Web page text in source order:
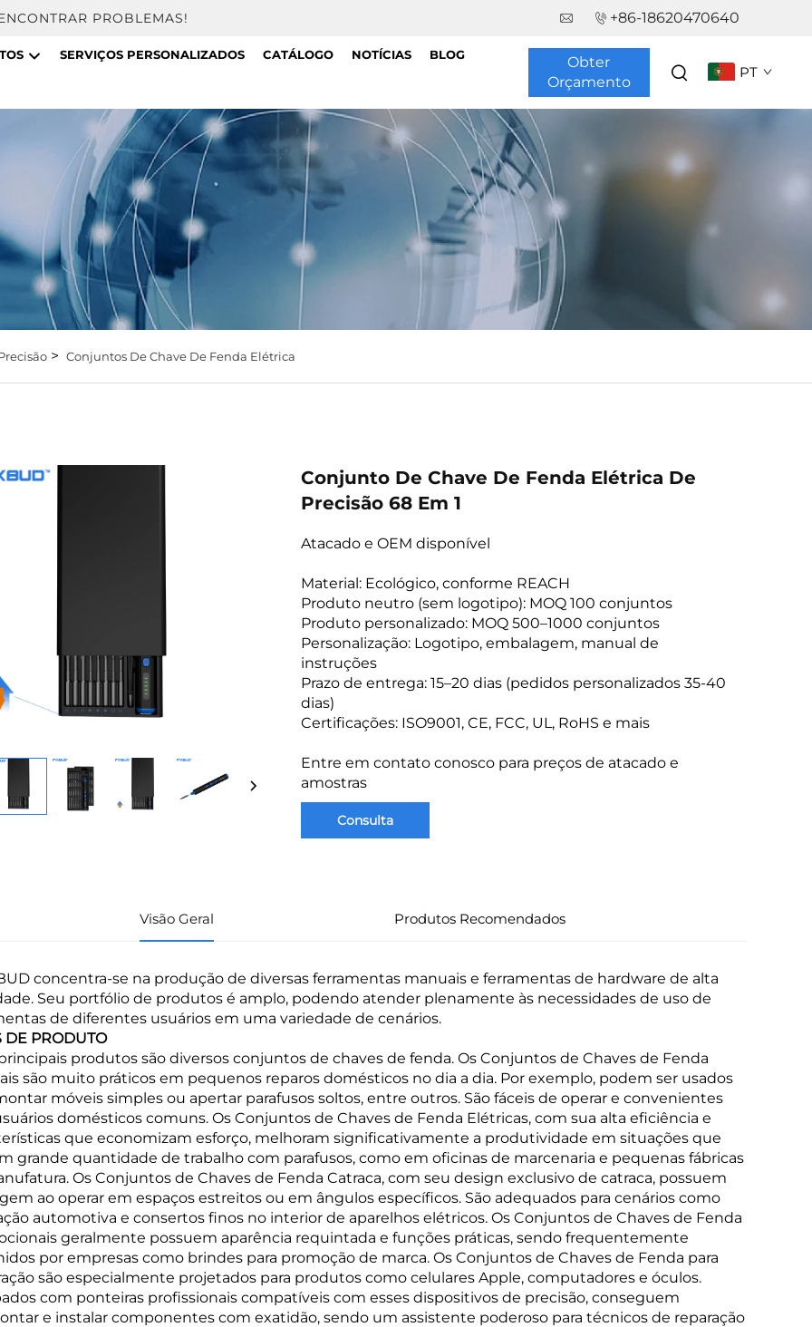
PROBLEMAS! +86-18620470640
SERVIÇOS PERSONALIZADOS CATÁLOGO NOTÍCIAS BLOG
Obter
Orçamento
PT
> Conjuntos De Chave De Fenda Elétrica
Conjunto De Chave De Fenda Elétrica De
Precisão 68 Em 1
Atacado e OEM disponível
Material: Ecológico, conforme REACH
Produto neutro (sem logotipo): MOQ 100 conjuntos
Produto personalizado: MOQ 500–1000 conjuntos
Personalização: Logotipo, embalagem, manual de
instruções
Prazo de entrega: 15–20 dias (pedidos personalizados 35-40
dias)
Certificações: ISO9001, CE, FCC, UL, RoHS e mais
Entre em contato conosco para preços de atacado e
amostras
Consulta
Visão Geral Produtos Recomendados
concentra-se na produção de diversas ferramentas manuais e ferramentas de hardware de alta
Seu portfólio de produtos é amplo, podendo atender plenamente às necessidades de uso de
de diferentes usuários em uma variedade de cenários.
DE PRODUTO
produtos são diversos conjuntos de chaves de fenda. Os Conjuntos de Chaves de Fenda
são muito práticos em pequenos reparos domésticos no dia a dia. Por exemplo, podem ser usados
móveis simples ou apertar parafusos soltos, entre outros. São fáceis de operar e convenientes
domésticos comuns. Os Conjuntos de Chaves de Fenda Elétricas, com sua alta eficiência e
que economizam esforço, melhoram significativamente a produtividade em situações que
grande quantidade de trabalho com parafusos, como em oficinas de marcenaria e pequenas fábricas
Os Conjuntos de Chaves de Fenda Catraca, com seu design exclusivo de catraca, possuem
ao operar em espaços estreitos ou em ângulos específicos. São adequados para cenários como
automotiva e consertos finos no interior de aparelhos elétricos. Os Conjuntos de Chaves de Fenda
geralmente possuem aparência requintada e funções práticas, sendo frequentemente
por empresas como brindes para promoção de marca. Os Conjuntos de Chaves de Fenda para
são especialmente projetados para produtos como celulares Apple, computadores e óculos.
com ponteiras profissionais compatíveis com esses dispositivos de precisão, conseguem
e instalar componentes com exatidão, sendo um assistente poderoso para técnicos de reparação